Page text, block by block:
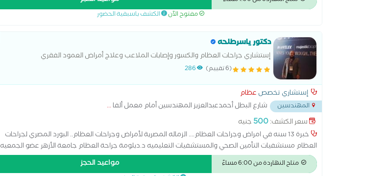
مفتوح الآن الكشف باسبقية الحضور
دكتور ياسرطلحه
إستشاري جراحات العظام والكسور وإصابات الملاعب وعلاج أمراض العمود الفقري
(6 تقييم) 286
إستشاري تخصص عظام
المهندسين شارع البطل أحمدعبدالعزيز المهندسين أمام معمل ألفا
...
سعر الكشف:500 جنيه
خبرة 13 سنه في امراض وجراحات العظام.... الزماله المصرية لأمراض وجراحات العظام.. البورد المصري لجراحات
العظام مستشفيات التأمين الصحي والمستشفيات التعليميه د.دبلومة جراحة العظام جامعة الأزهر عضو الجمعيه
المصريه لجراجة العظام عضو الحمعيه السويسريه للكسور AO
متاح النهاردة من 6:00 مساءً مواعيد الحجز